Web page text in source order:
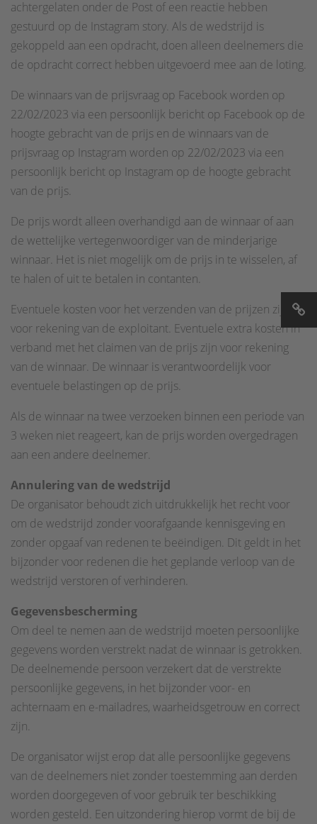
achtergelaten onder de Post of een reactie hebben
gestuurd op de Instagram story. Als de wedstrijd is
gekoppeld aan een opdracht, doen alleen deelnemers die
de opdracht correct hebben uitgevoerd mee aan de loting.
De winnaars van de prijsvraag op Facebook worden op
22/02/2023 via een persoonlijk bericht op Facebook op de
hoogte gebracht van de prijs en de winnaars van de
prijsvraag op Instagram worden op 22/02/2023 via een
persoonlijk bericht op Instagram op de hoogte gebracht
van de prijs.
De prijs wordt alleen overhandigd aan de winnaar of aan
de wettelijke vertegenwoordiger van de minderjarige
winnaar. Het is niet mogelijk om de prijs in te wisselen, af
te halen of uit te betalen in contanten.
Eventuele kosten voor het verzenden van de prijzen zijn
voor rekening van de exploitant. Eventuele extra kosten in
verband met het claimen van de prijs zijn voor rekening
van de winnaar. De winnaar is verantwoordelijk voor
eventuele belastingen op de prijs.
Als de winnaar na twee verzoeken binnen een periode van
3 weken niet reageert, kan de prijs worden overgedragen
aan een andere deelnemer.
Annulering van de wedstrijd
De organisator behoudt zich uitdrukkelijk het recht voor
om de wedstrijd zonder voorafgaande kennisgeving en
zonder opgaaf van redenen te beëindigen. Dit geldt in het
bijzonder voor redenen die het geplande verloop van de
wedstrijd verstoren of verhinderen.
Gegevensbescherming
Om deel te nemen aan de wedstrijd moeten persoonlijke
gegevens worden verstrekt nadat de winnaar is getrokken.
De deelnemende persoon verzekert dat de verstrekte
persoonlijke gegevens, in het bijzonder voor- en
achternaam en e-mailadres, waarheidsgetrouw en correct
zijn.
De organisator wijst erop dat alle persoonlijke gegevens
van de deelnemers niet zonder toestemming aan derden
worden doorgegeven of voor gebruik ter beschikking
worden gesteld. Een uitzondering hierop vormt de bij de